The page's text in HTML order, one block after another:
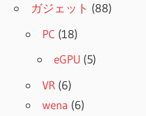
ガジェット (88)
PC (18)
eGPU (5)
VR (6)
wena (6)